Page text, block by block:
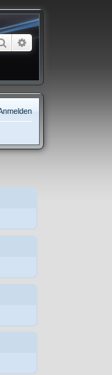
Suche Erweiterte Suche